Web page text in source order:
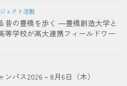
ェクト活動
昔の豊橋を歩く ―豊橋創造大学と
等学校が高大連携フィールドワー
ンパス2026－8月6日（木）